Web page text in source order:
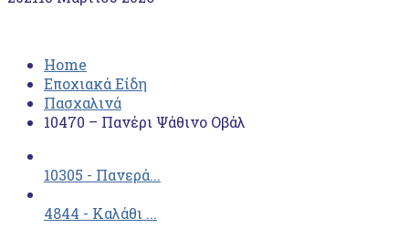
Home
Εποχιακά Είδη
Πασχαλινά
10470 – Πανέρι Ψάθινο Οβάλ
10305 - Πανερά...
4844 - Καλάθι ...